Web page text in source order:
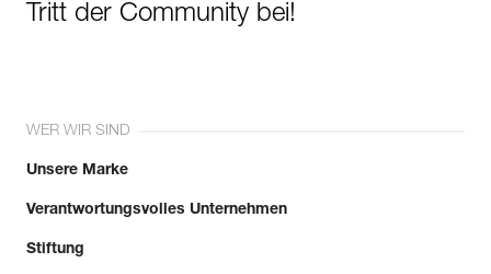
Tritt der Community bei!
WER WIR SIND
Unsere Marke
Verantwortungsvolles Unternehmen
Stiftung